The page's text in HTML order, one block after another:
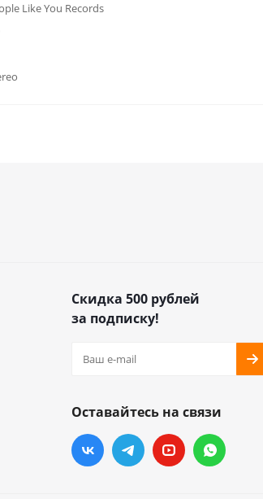
Like You Records
Скидка 500 рублей
за подписку!
Оставайтесь на связи